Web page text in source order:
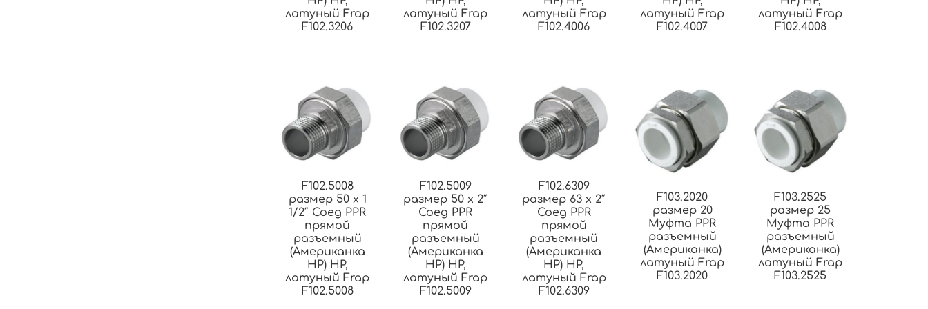
латуный Frap
F102.3206
латуный Frap
F102.3207
латуный Frap
F102.4006
латуный Frap
F102.4007
латуный Frap
F102.4008
F102.5008
размер 50 x 1
1/2″ Соед PPR
прямой
разъемный
(Американка
НР) НР,
латуный Frap
F102.5008
F102.5009
размер 50 x 2″
Соед PPR
прямой
разъемный
(Американка
НР) НР,
латуный Frap
F102.5009
F102.6309
размер 63 x 2″
Соед PPR
прямой
разъемный
(Американка
НР) НР,
латуный Frap
F102.6309
F103.2020
размер 20
Муфта PPR
разъемный
(Американка)
латуный Frap
F103.2020
F103.2525
размер 25
Муфта PPR
разъемный
(Американка)
латуный Frap
F103.2525